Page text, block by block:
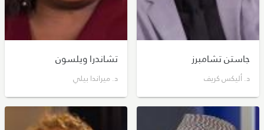
جاستن تشامبرز
د. أليكس كريف
تشاندرا ويلسون
د. ميراندا بيلي